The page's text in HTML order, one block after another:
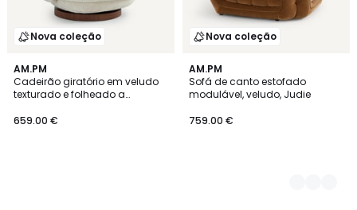
Nova coleção
AM.PM
Cadeirão giratório em veludo
texturado e folheado a
659.00 €
Nova coleção
AM.PM
Sofá de canto estofado
modulável, veludo, Judie
759.00 €
4
Cores